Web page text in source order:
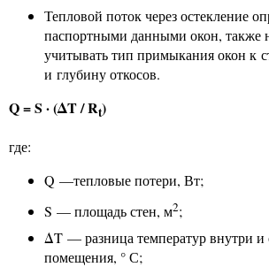
Тепловой поток через остекление
паспортными данными окон, также
учитывать тип примыкания окон к
и глубину откосов.
Q = S · (ΔT / Rt)
где:
Q —тепловые потери, Вт;
S — площадь стен, м2;
ΔT — разница температур внутри и
помещения, ° С;